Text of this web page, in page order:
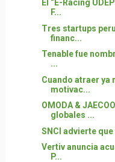
El “E-Racing
F...
Tres startups
financ...
Tenable fue
...
Cuando atraer ya
motivac...
OMODA &
globales ...
SNCI advierte
Vertiv anuncia
P...